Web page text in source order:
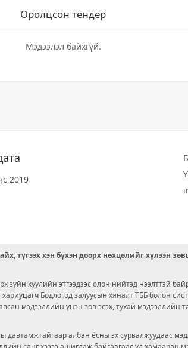
Оролцсон тендер
Мэдээлэл байхгүй.
2019
OPENDATA LAB MONGOLIA.
түгээх хэн бүхэн доорх нөхцөлийг хүлээн
хуулийн этгээдээс олон нийтэд нээлттэй
Бодлогод залуусын хяналт ТББ болон
мэдээллийн үнэн зөв эсэх, тухай мэдээллийн
албан ёсны эх сурвалжуудаас